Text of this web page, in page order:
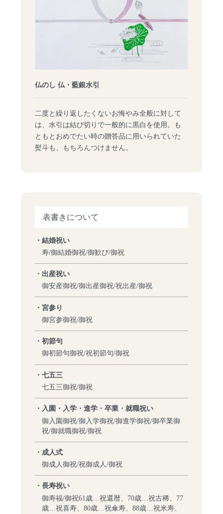
仏のし 仏・藍銀水引
二度と繰り返したくないお悔やみ全般に対して
は、水引は結び切りで一般的に黒白を使用。も
ともとおめでたい時の贈答品に用いられていた
熨斗も、もちろんつけません。
表書きについて
・結婚祝い
寿/御結婚御祝/御歓び/御祝
・出産祝い
御安産御祝/御出産御祝/祝出産/御祝
・宮参り
御宮参御祝/御祝
・初節句
御初節句御祝/祝初節句/御祝
・七五三
七五三御祝/御祝
・入園・入学・進学・卒業・就職祝い
御入園御祝/御入学御祝/御進学御祝/御卒業御
祝/御就職御祝/御祝
・成人式
御成人御祝/祝御成人/御祝
・長寿祝い
御寿福/御祝61歳…祝還暦、70歳…祝古稀、77
歳…祝喜寿、80歳…祝傘寿、88歳…祝米寿、